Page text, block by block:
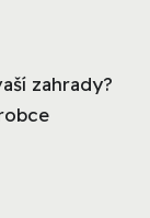
zahrady?